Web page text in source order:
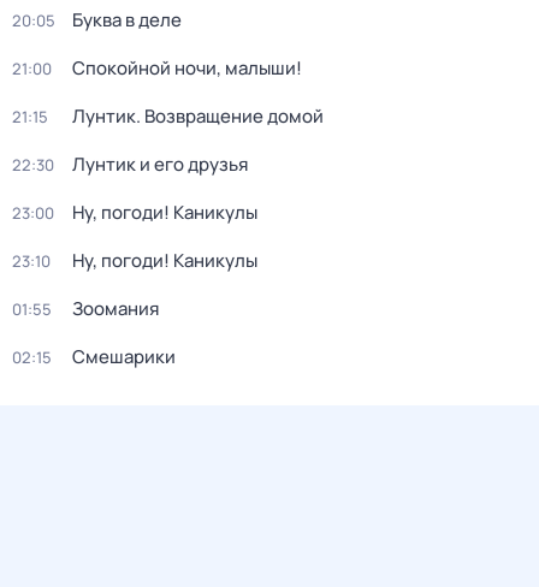
20:05 Буква в деле
21:00 Спокойной ночи, малыши!
21:15 Лунтик. Возвращение домой
22:30 Лунтик и его друзья
23:00 Ну, погоди! Каникулы
23:10 Ну, погоди! Каникулы
01:55 Зоомания
02:15 Смешарики